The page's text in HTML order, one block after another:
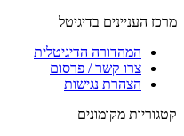
מרכז העניינים בדיגיטל
המהדורה הדיגיטלית
צרו קשר / פרסום
הצהרת נגישות
קטגוריות מקומונים